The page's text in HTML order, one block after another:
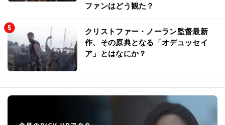
ファンはどう観た？
クリストファー・ノーラン監督最新
作、その原典となる「オデュッセイ
ア」とはなにか？